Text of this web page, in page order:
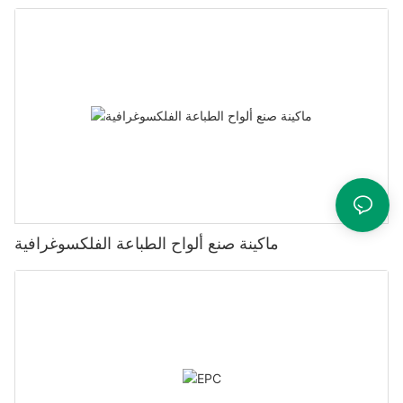
ماكينة صنع ألواح الطباعة الفلكسوغرافية